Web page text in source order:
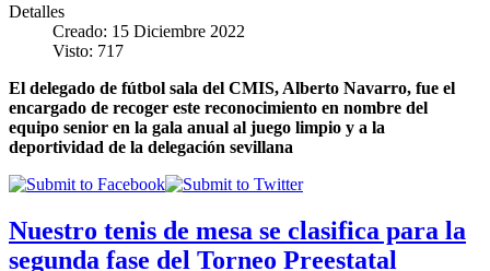
Detalles
Creado: 15 Diciembre 2022
Visto: 717
El delegado de fútbol sala del CMIS, Alberto Navarro, fue el
encargado de recoger este reconocimiento en nombre del
equipo senior en la gala anual al juego limpio y a la
deportividad de la delegación sevillana
Nuestro tenis de mesa se clasifica para la
segunda fase del Torneo Preestatal